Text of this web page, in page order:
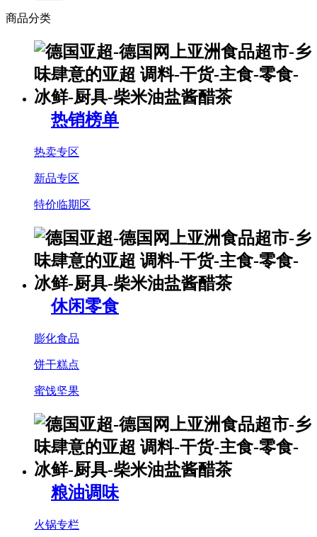
商品分类
热销榜单
热卖专区
新品专区
特价临期区
休闲零食
膨化食品
饼干糕点
蜜饯坚果
粮油调味
火锅专栏